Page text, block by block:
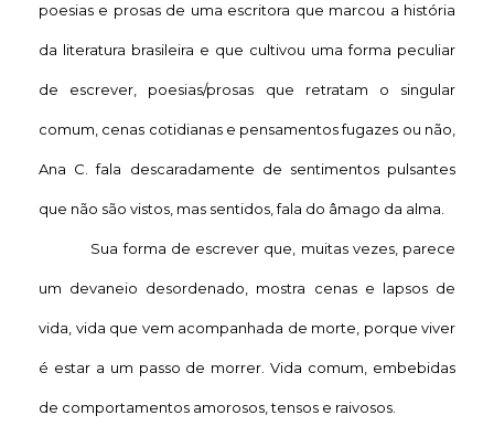
poesias e prosas de uma escritora que marcou a história
da literatura brasileira e que cultivou uma forma peculiar
de escrever, poesias/prosas que retratam o singular
comum, cenas cotidianas e pensamentos fugazes ou não,
Ana C. fala descaradamente de sentimentos pulsantes
que não são vistos, mas sentidos, fala do âmago da alma.
Sua forma de escrever que, muitas vezes, parece
um devaneio desordenado, mostra cenas e lapsos de
vida, vida que vem acompanhada de morte, porque viver
é estar a um passo de morrer. Vida comum, embebidas
de comportamentos amorosos, tensos e raivosos.